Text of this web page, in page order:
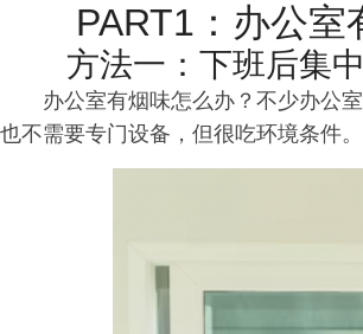
PART1：办公
方法一：下班后集
办公室有烟味怎么办？不少办公
也不需要专门设备，但很吃环境条件